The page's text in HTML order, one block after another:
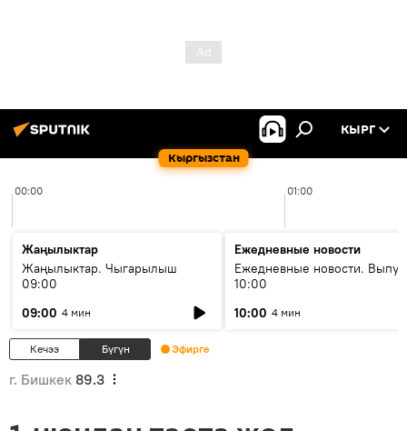
Кыргызстан
КЫРГ
00:00 01:00
Жаңылыктар
Жаңылыктар. Чыгарылыш
09:00
09:00 4 мин
Ежедневные новости
Ежедневные новости.
10:00
10:00 4 мин
Кечээ Бүгүн Эфирге
г. Бишкек 89.3